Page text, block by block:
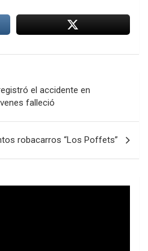
el accidente en
falleció
robacarros “Los Poffets”